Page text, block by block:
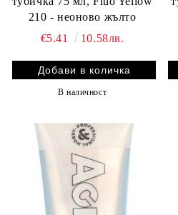
210 - неоново жълто
€5.41
10.58лв.
В наличност